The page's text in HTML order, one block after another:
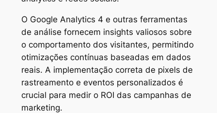
O Google Analytics 4 e outras ferramentas
de análise fornecem insights valiosos sobre
o comportamento dos visitantes, permitindo
otimizações contínuas baseadas em dados
reais. A implementação correta de pixels de
rastreamento e eventos personalizados é
crucial para medir o ROI das campanhas de
marketing.